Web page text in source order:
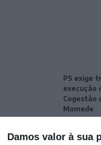
Damos valor à sua
PS exige
execução
Cogestão
Mamede